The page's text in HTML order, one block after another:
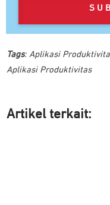
Tags: Aplikasi
Aplikasi Produktivitas
Artikel terkait: